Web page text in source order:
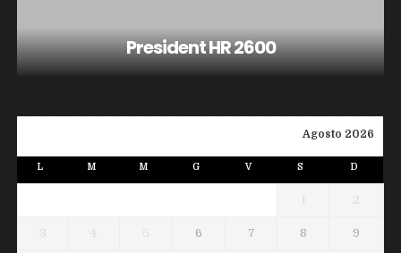
President HR 2600
Agosto 2026
L M M G V S D
1 2
3 4 5 6 7 8 9